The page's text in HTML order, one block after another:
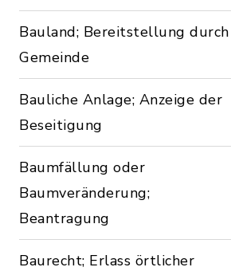
Bauland; Bereitstellung durch
Gemeinde
Bauliche Anlage; Anzeige der
Beseitigung
Baumfällung oder
Baumveränderung;
Beantragung
Baurecht; Erlass örtlicher